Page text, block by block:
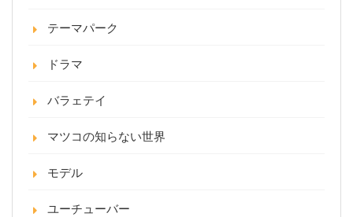
テーマパーク
ドラマ
バラェテイ
マツコの知らない世界
モデル
ユーチューバー